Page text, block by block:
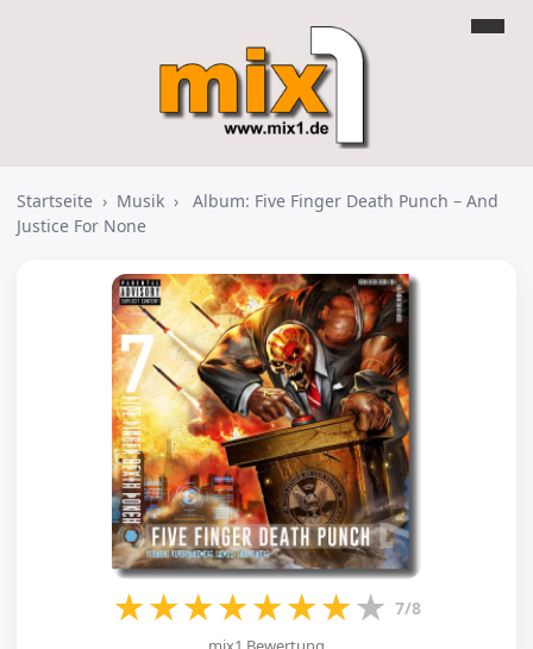
Startseite › Musik ›
Album: Five Finger Death Punch – And
Justice For None
★★★★★★★★ 7/8